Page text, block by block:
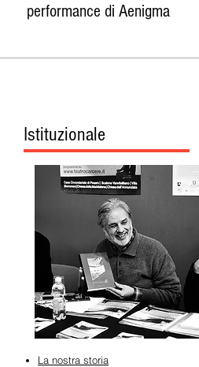
performance di Aenigma
La nostra storia
Istituzionale